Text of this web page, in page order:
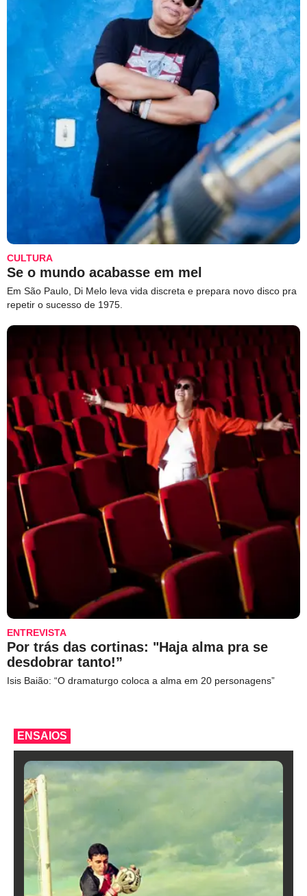
CULTURA
Se o mundo acabasse em mel
Em São Paulo, Di Melo leva vida discreta e prepara novo disco pra
repetir o sucesso de 1975.
ENTREVISTA
Por trás das cortinas: "Haja alma pra se
desdobrar tanto!”
Isis Baião: “O dramaturgo coloca a alma em 20 personagens”
ENSAIOS